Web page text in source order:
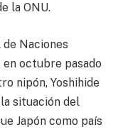
la ONU.
Naciones
octubre pasado
nipón, Yoshihide
situación del
Japón como país